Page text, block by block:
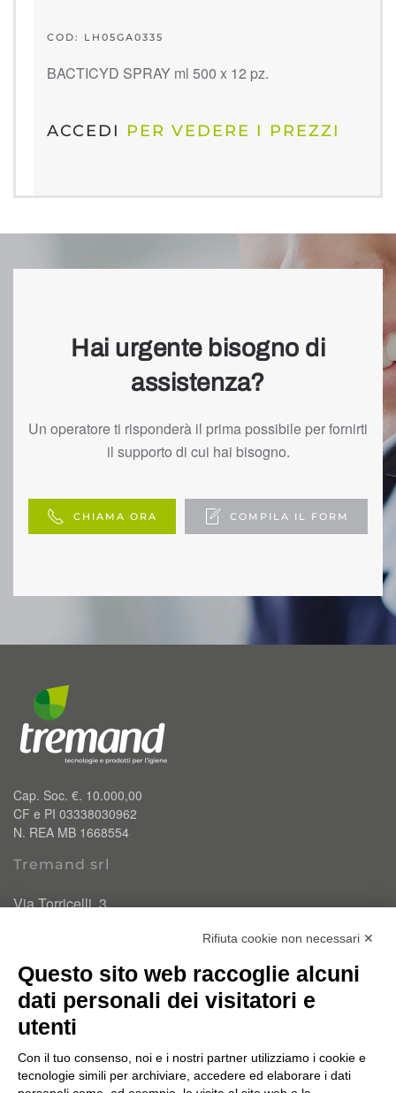
COD: LH05GA0335
BACTICYD SPRAY ml 500 x 12 pz.
ACCEDI PER VEDERE I PREZZI
Hai urgente bisogno di
assistenza?
Un operatore ti risponderà il prima possibile per fornirti
il supporto di cui hai bisogno.
CHIAMA ORA COMPILA IL FORM
Cap. Soc. €. 10.000,00
CF e PI 03338030962
N. REA MB 1668554
Tremand srl
Via Torricelli, 3
info@tremand.it
Pec:amministrazione.tremandsrl@pec.it
Chi siamo
Un'esperienza e un know-how acquisito nel corso di 35
Rifiuta cookie non necessari ✕
Questo sito web raccoglie alcuni
dati personali dei visitatori e
utenti
Con il tuo consenso, noi e i nostri partner utilizziamo i cookie e
tecnologie simili per archiviare, accedere ed elaborare i dati